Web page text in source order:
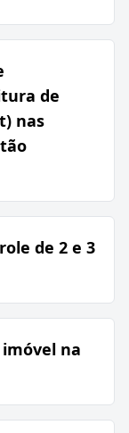
de
nas
de 2 e 3
na